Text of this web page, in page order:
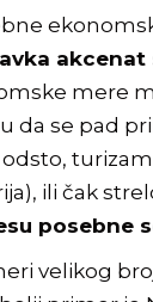
mere
da se pad
ili čak
posebne
velikog